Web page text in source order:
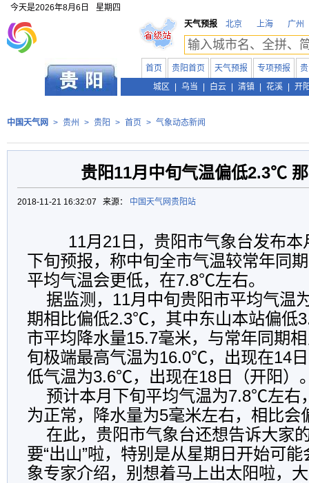
今天是2026年8月6日
星期四
天气预报
北京 上海 广州
首页 贵阳首页 天气预报 专项预报
城区
乌当 白云 清镇 花溪 开
中国天气网 > 贵州 > 贵阳 > 首页 > 气象动态新闻
贵阳11月中旬气温偏低2.3℃
2018-11-21 16:32:07 来源： 中国天气网贵阳站
11月21日，贵阳市气象台发布本
下旬预报，称中旬全市气温较常年同
平均气温会更低，在7.8℃左右。
据监测，11月中旬贵阳市平均气温
期相比偏低2.3℃，其中东山本站偏低
市平均降水量15.7毫米，与常年同期
旬极端最高气温为16.0℃，出现在14
低气温为3.6℃，出现在18日（开阳）
预计本月下旬平均气温为7.8℃左右
为正常，降水量为5毫米左右，相比会
在此，贵阳市气象台还想告诉大家
要“出山”啦，特别是从星期日开始可
象专家介绍，别想着马上出太阳啦，